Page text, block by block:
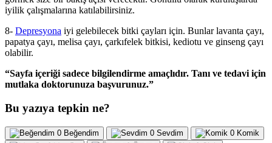
iyilik çalışmalarına katılabilirsiniz.
8- Depresyona iyi gelebilecek bitki çayları için. Bunlar lavanta çayı,
papatya çayı, melisa çayı, çarkıfelek bitkisi, kediotu ve ginseng çayı
olabilir.
“Sayfa içeriği sadece bilgilendirme amaçlıdır. Tanı ve tedavi için
mutlaka doktorunuza başvurunuz.”
Bu yazıya tepkin ne?
0 Beğendim 0 Sevdim 0 Komik